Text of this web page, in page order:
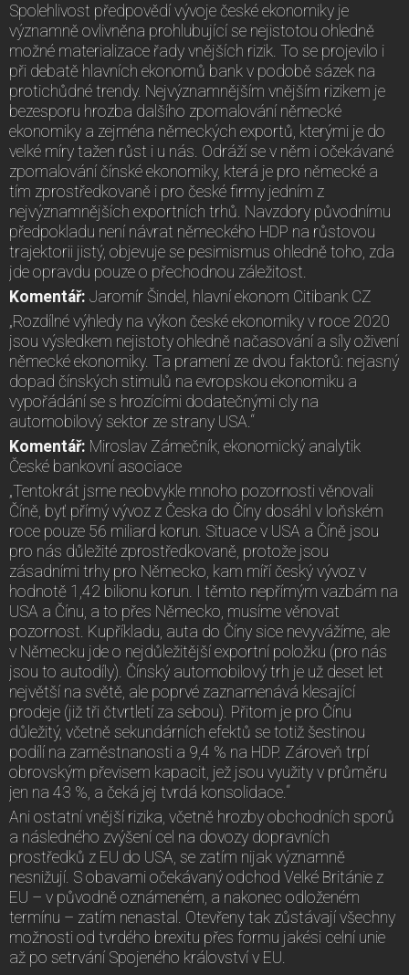
Spolehlivost předpovědí vývoje české ekonomiky je
významně ovlivněna prohlubující se nejistotou ohledně
možné materializace řady vnějších rizik. To se projevilo i
při debatě hlavních ekonomů bank v podobě sázek na
protichůdné trendy. Nejvýznamnějším vnějším rizikem je
bezesporu hrozba dalšího zpomalování německé
ekonomiky a zejména německých exportů, kterými je do
velké míry tažen růst i u nás. Odráží se v něm i očekávané
zpomalování čínské ekonomiky, která je pro německé a
tím zprostředkovaně i pro české firmy jedním z
nejvýznamnějších exportních trhů. Navzdory původnímu
předpokladu není návrat německého HDP na růstovou
trajektorii jistý, objevuje se pesimismus ohledně toho, zda
jde opravdu pouze o přechodnou záležitost.
Komentář: Jaromír Šindel, hlavní ekonom Citibank CZ
„Rozdílné výhledy na výkon české ekonomiky v roce 2020
jsou výsledkem nejistoty ohledně načasování a síly oživení
německé ekonomiky. Ta pramení ze dvou faktorů: nejasný
dopad čínských stimulů na evropskou ekonomiku a
vypořádání se s hrozícími dodatečnými cly na
automobilový sektor ze strany USA.“
Komentář: Miroslav Zámečník, ekonomický analytik
České bankovní asociace
„Tentokrát jsme neobvykle mnoho pozornosti věnovali
Číně, byť přímý vývoz z Česka do Číny dosáhl v loňském
roce pouze 56 miliard korun. Situace v USA a Číně jsou
pro nás důležité zprostředkovaně, protože jsou
zásadními trhy pro Německo, kam míří český vývoz v
hodnotě 1,42 bilionu korun. I těmto nepřímým vazbám na
USA a Čínu, a to přes Německo, musíme věnovat
pozornost. Kupříkladu, auta do Číny sice nevyvážíme, ale
v Německu jde o nejdůležitější exportní položku (pro nás
jsou to autodíly). Čínský automobilový trh je už deset let
největší na světě, ale poprvé zaznamenává klesající
prodeje (již tři čtvrtletí za sebou). Přitom je pro Čínu
důležitý, včetně sekundárních efektů se totiž šestinou
podílí na zaměstnanosti a 9,4 % na HDP. Zároveň trpí
obrovským převisem kapacit, jež jsou využity v průměru
jen na 43 %, a čeká jej tvrdá konsolidace.“
Ani ostatní vnější rizika, včetně hrozby obchodních sporů
a následného zvýšení cel na dovozy dopravních
prostředků z EU do USA, se zatím nijak významně
nesnižují. S obavami očekávaný odchod Velké Británie z
EU – v původně oznámeném, a nakonec odloženém
termínu – zatím nenastal. Otevřeny tak zůstávají všechny
možnosti od tvrdého brexitu přes formu jakési celní unie
až po setrvání Spojeného království v EU.